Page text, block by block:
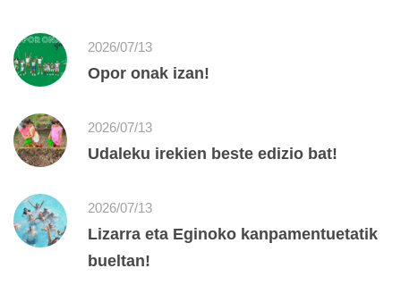
2026/07/13
Opor onak izan!
2026/07/13
Udaleku irekien beste edizio bat!
2026/07/13
Lizarra eta Eginoko kanpamentuetatik
bueltan!